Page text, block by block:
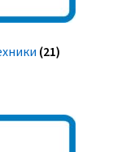
(21)